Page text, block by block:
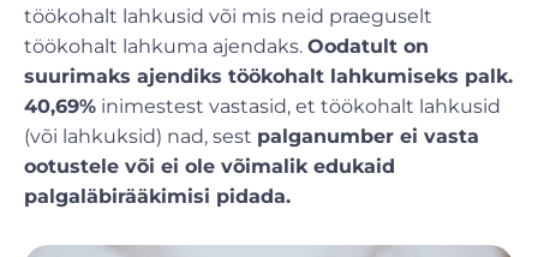
töökohalt lahkusid või mis neid praeguselt
töökohalt lahkuma ajendaks. Oodatult on
suurimaks ajendiks töökohalt lahkumiseks palk.
40,69% inimestest vastasid, et töökohalt lahkusid
(või lahkuksid) nad, sest palganumber ei vasta
ootustele või ei ole võimalik edukaid
palgaläbirääkimisi pidada.